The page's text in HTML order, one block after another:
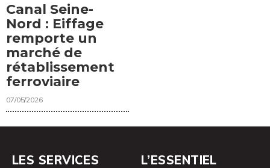
Canal Seine-
Nord : Eiffage
remporte un
marché de
rétablissement
ferroviaire
07/05/2026
LES SERVICES L’ESSENTIEL